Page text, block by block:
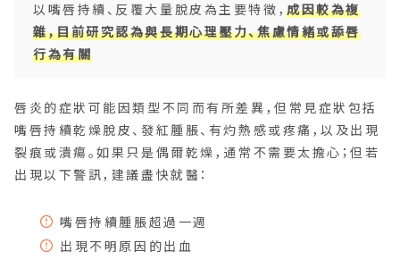
以嘴唇持續、反覆大量脫皮為主要特徵，成因較為複
雜，目前研究認為與長期心理壓力、焦慮情緒或舔唇
行為有關
唇炎的症狀可能因類型不同而有所差異，但常見症狀包括
嘴唇持續乾燥脫皮、發紅腫脹、有灼熱感或疼痛，以及出現
裂痕或潰瘍。如果只是偶爾乾燥，通常不需要太擔心；但若
出現以下警訊，建議盡快就醫：
嘴唇持續腫脹超過一週
出現不明原因的出血